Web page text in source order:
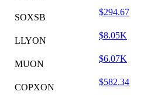
SOXSB
$294.67
LLYON
$8.05K
MUON
$6.07K
COPXON
$582.34